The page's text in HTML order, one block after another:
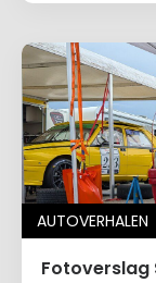
AUTOVERHALEN
Fotoverslag